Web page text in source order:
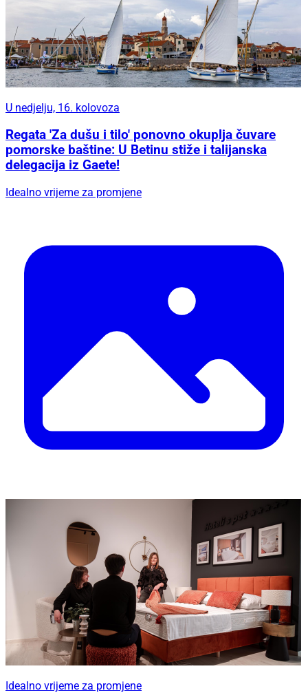
U nedjelju, 16. kolovoza
Regata 'Za dušu i tilo' ponovno okuplja čuvare
pomorske baštine: U Betinu stiže i talijanska
delegacija iz Gaete!
Idealno vrijeme za promjene
Idealno vrijeme za promjene